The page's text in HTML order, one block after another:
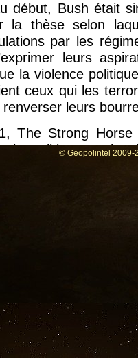
début, Bush était
la thèse selon
par les
leurs
la violence
ceux qui les
leurs
The Strong
la politique et le
les sociétés
de La
».
© Geopolintel 2009-